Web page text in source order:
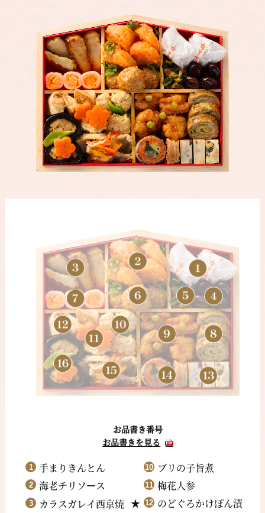
お品書き番号
お品書きを見る
手まりきんとん
海老チリソース
カラスガレイ西京焼
ブリの子旨煮
梅花人参
のどぐろかけぽん漬